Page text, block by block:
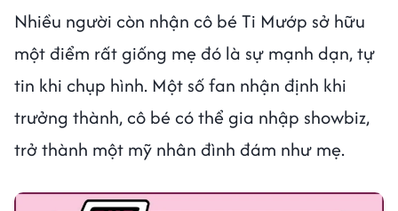
Nhiều người còn nhận cô bé Ti Mướp sở hữu
một điểm rất giống mẹ đó là sự mạnh dạn, tự
tin khi chụp hình. Một số fan nhận định khi
trưởng thành, cô bé có thể gia nhập showbiz,
trở thành một mỹ nhân đình đám như mẹ.